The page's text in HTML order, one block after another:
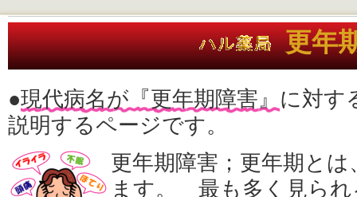
更年
●現代病名が『更年期障害』 に対す
説明するページです。
更年期障害；更年期と
ます。 最も多く見られ